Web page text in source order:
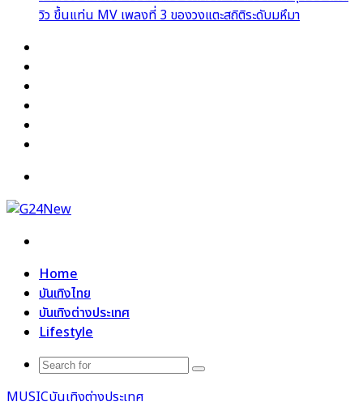
วิว ขึ้นแท่น MV เพลงที่ 3 ของวงแตะสถิติระดับมหึมา
Home
บันเทิงไทย
บันเทิงต่างประเทศ
Lifestyle
Search
MUSICบันเทิงต่างประเทศ